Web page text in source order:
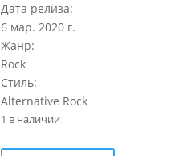
Дата релиза:
6 мар. 2020 г.
Жанр:
Rock
Стиль:
Alternative Rock
1 в наличии